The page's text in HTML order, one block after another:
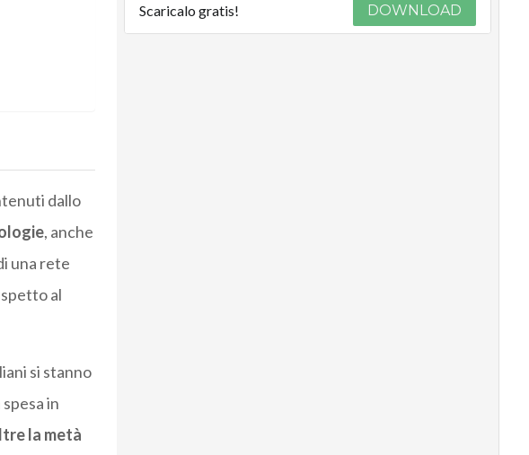
dallo
, anche
una rete
al
si stanno
in
la metà
Scaricalo gratis! DOWNLOAD